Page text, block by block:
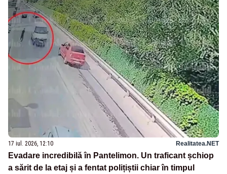
17 iul. 2026, 12:10 Realitatea.NET
Evadare incredibilă în Pantelimon. Un traficant șchiop
a sărit de la etaj și a fentat polițiștii chiar în timpul